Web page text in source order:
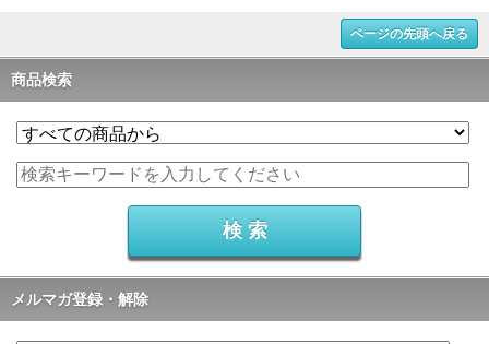
ページの先頭へ戻る
商品検索
メルマガ登録・解除